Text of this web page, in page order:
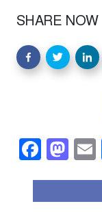
SHARE NOW